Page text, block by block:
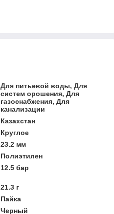
Для питьевой воды, Для
систем орошения, Для
газоснабжения, Для
канализации
Казахстан
Круглое
23.2 мм
Полиэтилен
12.5 бар
21.3 г
Пайка
Черный